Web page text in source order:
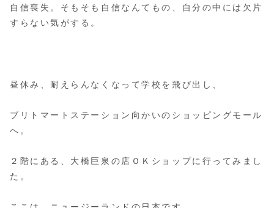
自信喪失。そもそも自信なんてもの、自分の中には欠片
すらない気がする。
昼休み、耐えらんなくなって学校を飛び出し、
ブリトマートステーション向かいのショッピングモール
へ。
２階にある、大橋巨泉の店ＯＫショップに行ってみまし
た。